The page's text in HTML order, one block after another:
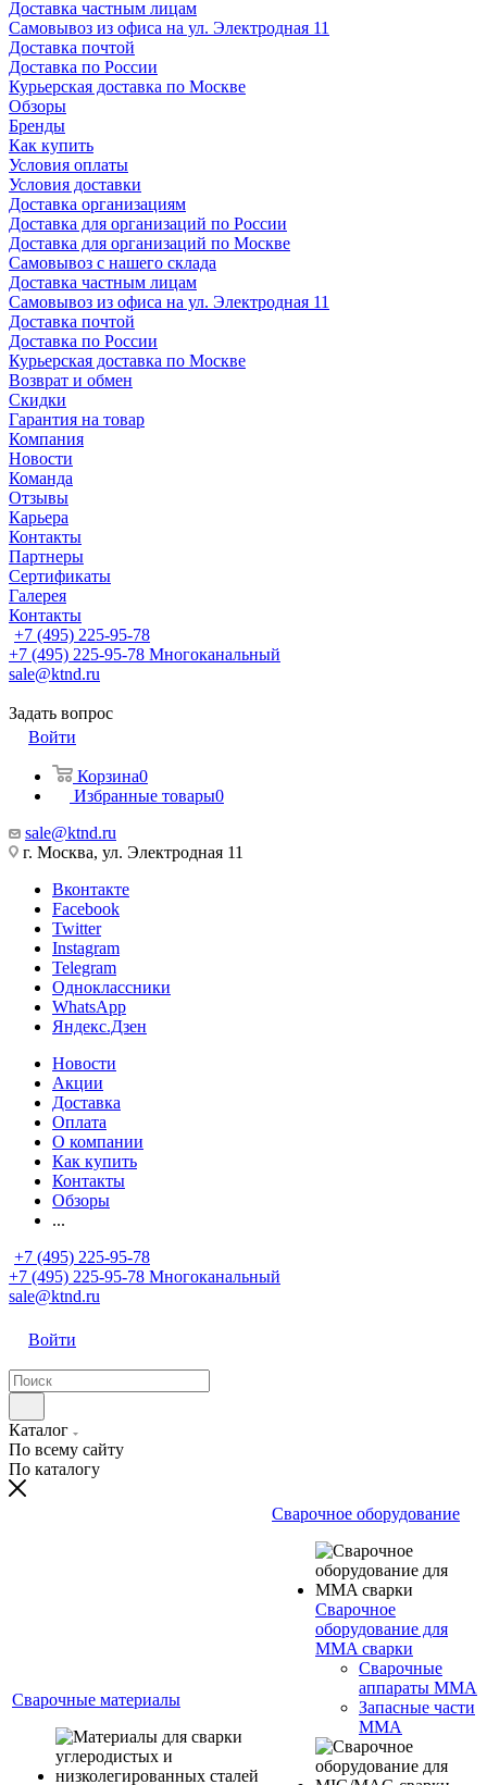
Доставка частным лицам
Самовывоз из офиса на ул. Электродная 11
Доставка почтой
Доставка по России
Курьерская доставка по Москве
Обзоры
Бренды
Как купить
Условия оплаты
Условия доставки
Доставка организациям
Доставка для организаций по России
Доставка для организаций по Москве
Самовывоз с нашего склада
Доставка частным лицам
Самовывоз из офиса на ул. Электродная 11
Доставка почтой
Доставка по России
Курьерская доставка по Москве
Возврат и обмен
Скидки
Гарантия на товар
Компания
Новости
Команда
Отзывы
Карьера
Контакты
Партнеры
Сертификаты
Галерея
Контакты
+7 (495) 225-95-78
+7 (495) 225-95-78 Многоканальный
sale@ktnd.ru
Задать вопрос
Войти
Корзина0
Избранные товары0
sale@ktnd.ru
г. Москва, ул. Электродная 11
Вконтакте
Facebook
Twitter
Instagram
Telegram
Одноклассники
WhatsApp
Яндекс.Дзен
Новости
Акции
Доставка
Оплата
О компании
Как купить
Контакты
Обзоры
...
+7 (495) 225-95-78
+7 (495) 225-95-78 Многоканальный
sale@ktnd.ru
Войти
Каталог
По всему сайту
По каталогу
Сварочные материалы
Сварочное оборудование
Сварочное
оборудование для
MMA сварки
Сварочные
аппараты MMA
Запасные части
MMA